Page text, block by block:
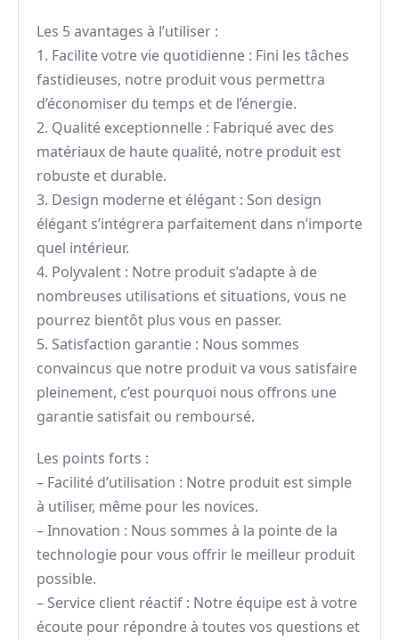
Les 5 avantages à l’utiliser :
1. Facilite votre vie quotidienne : Fini les tâches
fastidieuses, notre produit vous permettra
d’économiser du temps et de l’énergie.
2. Qualité exceptionnelle : Fabriqué avec des
matériaux de haute qualité, notre produit est
robuste et durable.
3. Design moderne et élégant : Son design
élégant s’intégrera parfaitement dans n’importe
quel intérieur.
4. Polyvalent : Notre produit s’adapte à de
nombreuses utilisations et situations, vous ne
pourrez bientôt plus vous en passer.
5. Satisfaction garantie : Nous sommes
convaincus que notre produit va vous satisfaire
pleinement, c’est pourquoi nous offrons une
garantie satisfait ou remboursé.
Les points forts :
– Facilité d’utilisation : Notre produit est simple
à utiliser, même pour les novices.
– Innovation : Nous sommes à la pointe de la
technologie pour vous offrir le meilleur produit
possible.
– Service client réactif : Notre équipe est à votre
écoute pour répondre à toutes vos questions et